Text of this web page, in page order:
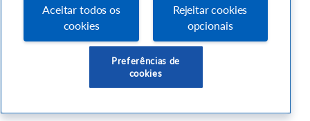
Aceitar todos os
cookies
Rejeitar cookies
opcionais
Preferências de
cookies